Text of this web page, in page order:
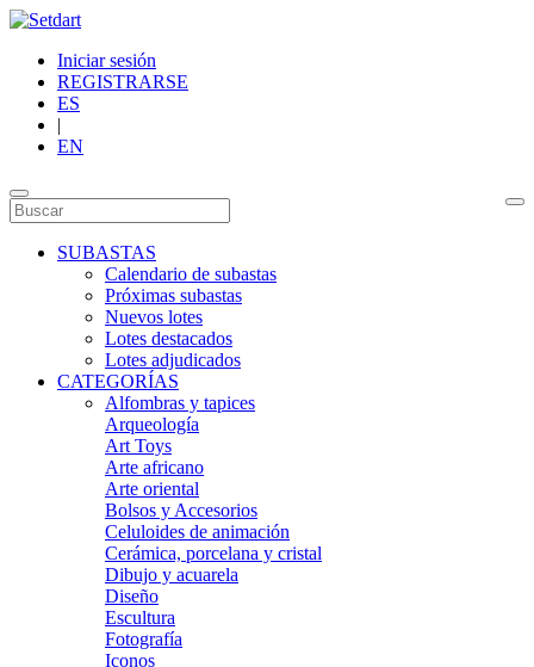
Iniciar sesión
REGISTRARSE
ES
|
EN
SUBASTAS
Calendario de subastas
Próximas subastas
Nuevos lotes
Lotes destacados
Lotes adjudicados
CATEGORÍAS
Alfombras y tapices
Arqueología
Art Toys
Arte africano
Arte oriental
Bolsos y Accesorios
Celuloides de animación
Cerámica, porcelana y cristal
Dibujo y acuarela
Diseño
Escultura
Fotografía
Iconos